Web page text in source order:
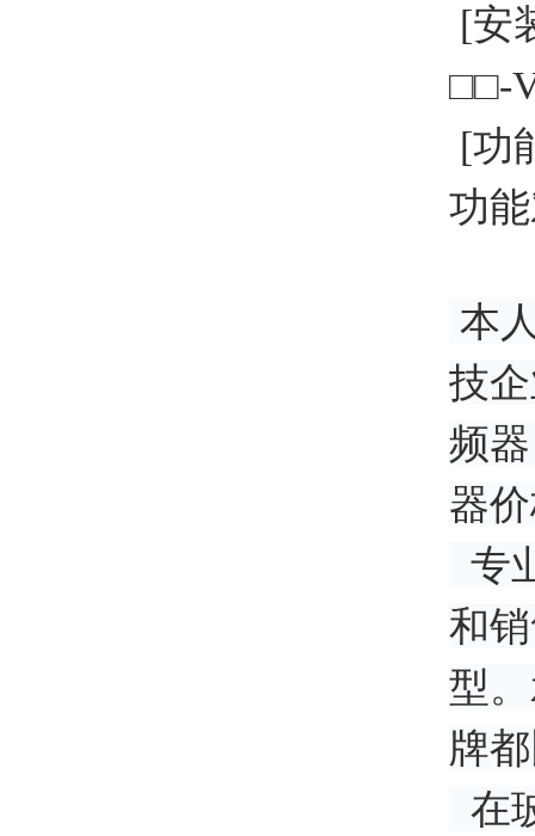
[安
□□-
[功
功
本
技
频
器
专
和
型
牌
在